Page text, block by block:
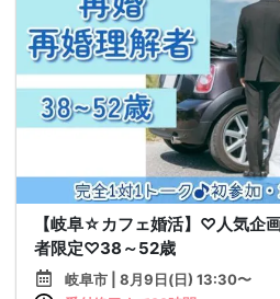
【岐阜☆カフェ婚活】♡人気企
者限定♡38～52歳
岐阜市 | 8月9日(日) 13:30〜